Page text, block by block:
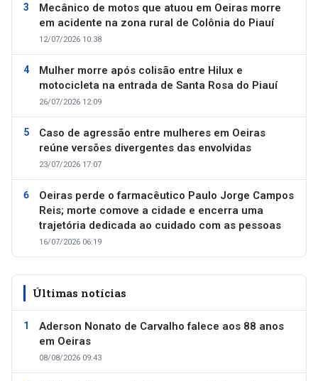
Mecânico de motos que atuou em Oeiras morre
em acidente na zona rural de Colônia do Piauí
12/07/2026 10:38
Mulher morre após colisão entre Hilux e
motocicleta na entrada de Santa Rosa do Piauí
26/07/2026 12:09
Caso de agressão entre mulheres em Oeiras
reúne versões divergentes das envolvidas
23/07/2026 17:07
Oeiras perde o farmacêutico Paulo Jorge Campos
Reis; morte comove a cidade e encerra uma
trajetória dedicada ao cuidado com as pessoas
16/07/2026 06:19
Últimas notícias
Aderson Nonato de Carvalho falece aos 88 anos
em Oeiras
08/08/2026 09:43